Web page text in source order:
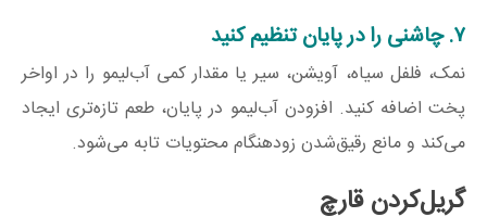
۷. چاشنی را در پایان تنظیم کنید
نمک، فلفل سیاه، آویشن، سیر یا مقدار کمی آب‌لیمو را در اواخر
پخت اضافه کنید. افزودن آب‌لیمو در پایان، طعم تازه‌تری ایجاد
می‌کند و مانع رقیق‌شدن زودهنگام محتویات تابه می‌شود.
گریل‌کردن قارچ